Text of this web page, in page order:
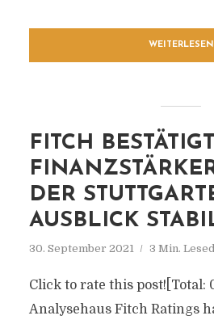
WEITERLESEN
FITCH BESTÄTIGT
DER
AUSBLICK
30. September 2021 3 Min.
Click to rate this post![Total:
Analysehaus Fitch Ratings